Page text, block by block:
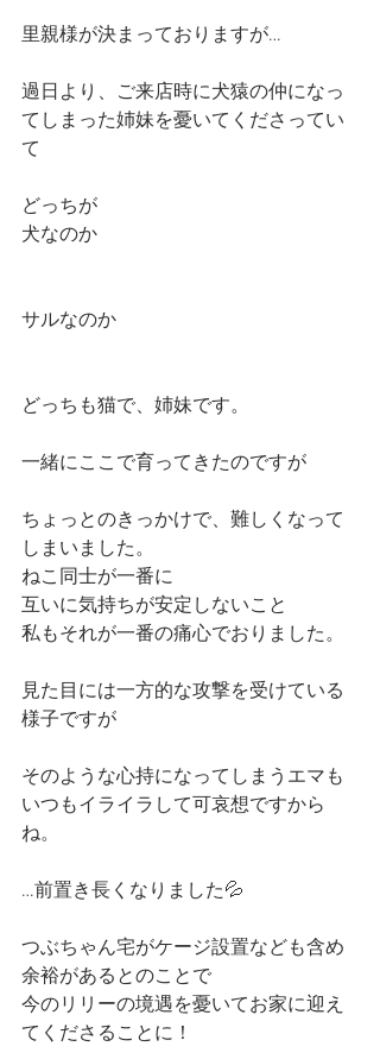
里親様が決まっておりますが…
過日より、ご来店時に犬猿の仲になっ
てしまった姉妹を憂いてくださってい
て
どっちが
犬なのか
サルなのか
どっちも猫で、姉妹です。
一緒にここで育ってきたのですが
ちょっとのきっかけで、難しくなって
しまいました。
ねこ同士が一番に
互いに気持ちが安定しないこと
私もそれが一番の痛心でおりました。
見た目には一方的な攻撃を受けている
様子ですが
そのような心持になってしまうエマも
いつもイライラして可哀想ですから
ね。
…前置き長くなりました💦
つぶちゃん宅がケージ設置なども含め
余裕があるとのことで
今のリリーの境遇を憂いてお家に迎え
てくださることに！